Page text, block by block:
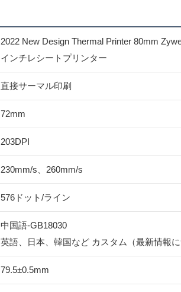
2022 New Design Thermal Printer 80mm
インチレシートプリンター
直接サーマル印刷
72mm
203DPI
230mm/s、260mm/s
576ドット/ライン
中国語-GB18030
英語、日本、韓国など カスタム（最新情報
79.5±0.5mm